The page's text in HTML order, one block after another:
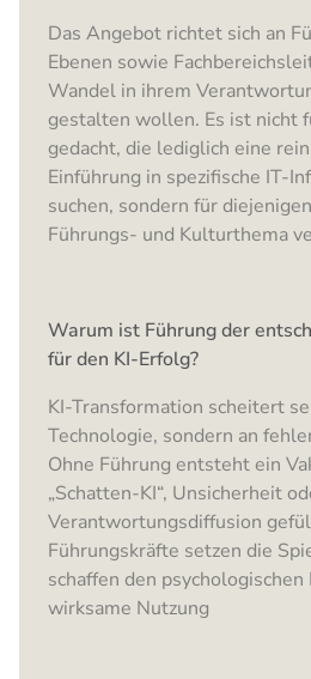
Das Angebot richtet sich an
Ebenen sowie
Wandel in ihrem
gestalten wollen. Es ist nicht
gedacht, die lediglich eine
Einführung in spezifische IT-
suchen, sondern für
Führungs- und Kulturthema
Warum ist Führung der
für den KI-Erfolg?
KI-Transformation scheitert
Technologie, sondern an
Ohne Führung entsteht ein
„Schatten-KI“, Unsicherheit
Verantwortungsdiffusion
Führungskräfte setzen die
schaffen den psychologischen
wirksame Nutzung